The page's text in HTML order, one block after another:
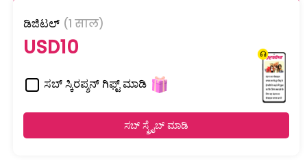
ಡಿಜಿಟಲ್ (1 साल)
USD10
ಸಬ್ ಸ್ಕಿರಪ್ಶನ್ ಗಿಫ್ಟ್ ಮಾಡಿ
ಸಬ್ ಸ್ಕ್ರೈಬ್ ಮಾಡಿ